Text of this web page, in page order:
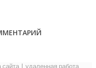
сайта| удаленная работа